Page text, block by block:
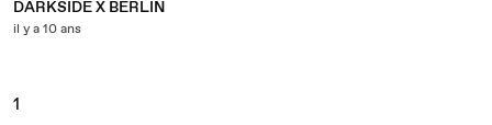
DARKSIDE X BERLIN
il y a 10 ans
1